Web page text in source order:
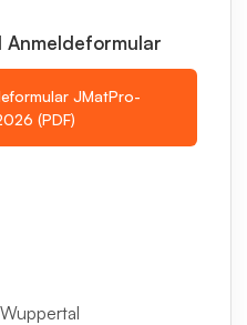
Anmeldeformular
JMatPro-
(PDF)